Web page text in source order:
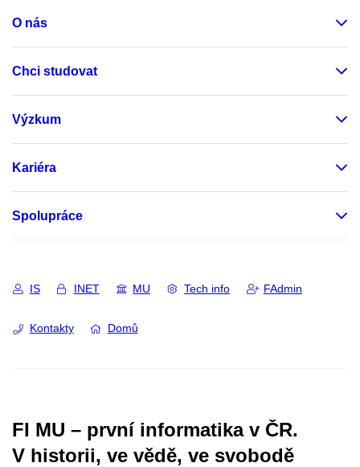
O nás
Chci studovat
Výzkum
Kariéra
Spolupráce
IS INET MU Tech info FAdmin
Kontakty Domů
FI MU – první informatika v ČR.
V historii, ve vědě, ve svobodě